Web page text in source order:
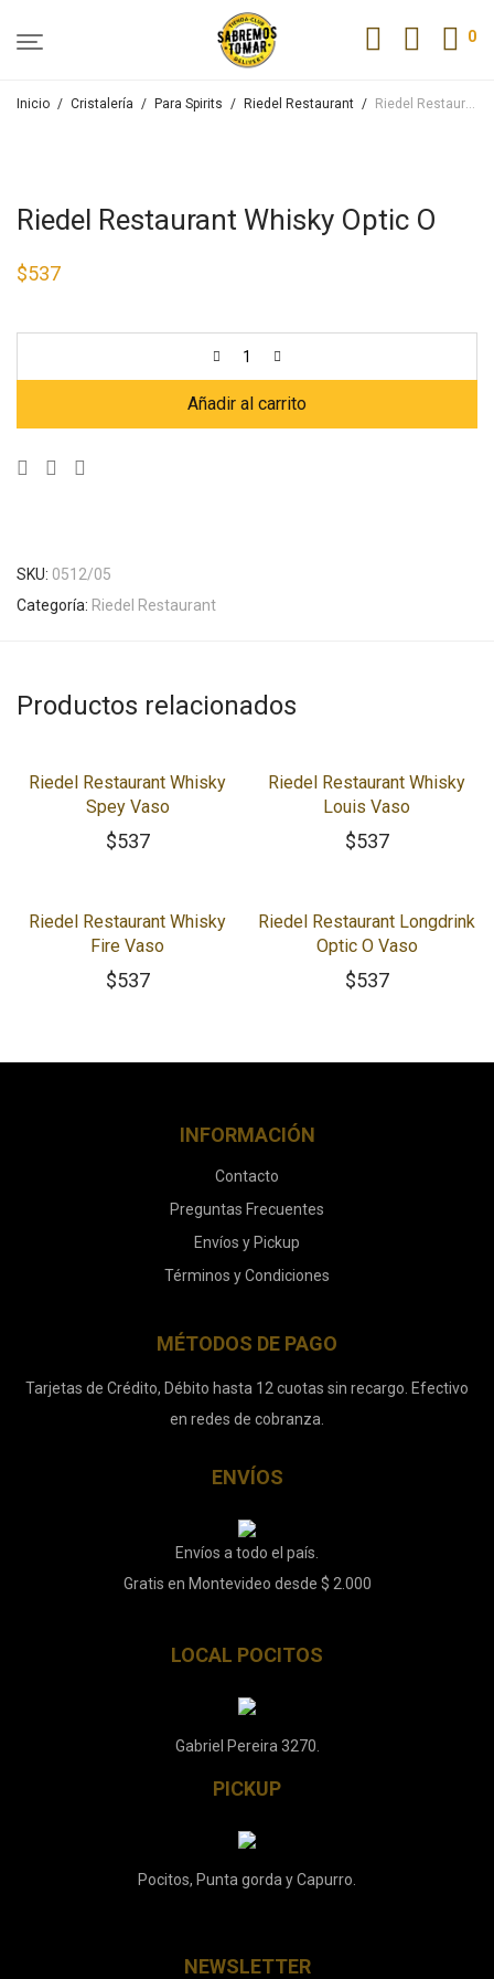
0
Inicio / Cristalería / Para Spirits / Riedel Restaurant / Riedel Restaurant Whisky Optic O
Riedel Restaurant Whisky Optic O
$537
Añadir al carrito
SKU: 0512/05
Categoría: Riedel Restaurant
Productos relacionados
Riedel Restaurant Whisky
Spey Vaso
$537
Riedel Restaurant Whisky
Louis Vaso
$537
Riedel Restaurant Whisky
Fire Vaso
$537
Riedel Restaurant Longdrink
Optic O Vaso
$537
INFORMACIÓN
Contacto
Preguntas Frecuentes
Envíos y Pickup
Términos y Condiciones
MÉTODOS DE PAGO
Tarjetas de Crédito, Débito hasta 12 cuotas sin recargo. Efectivo
en redes de cobranza.
ENVÍOS
Envíos a todo el país.
Gratis en Montevideo desde $ 2.000
LOCAL POCITOS
Gabriel Pereira 3270.
PICKUP
Pocitos, Punta gorda y Capurro.
NEWSLETTER